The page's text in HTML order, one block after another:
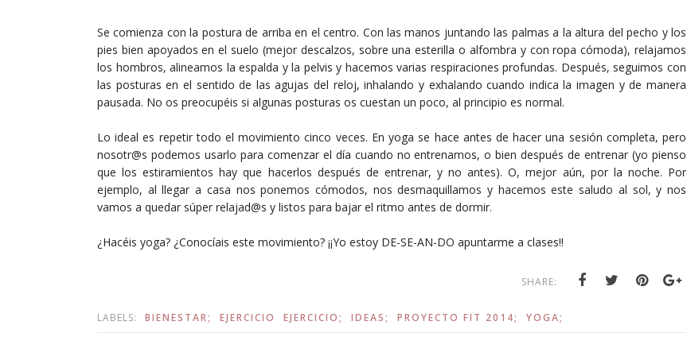
Se comienza con la postura de arriba en el centro. Con las manos juntando las palmas a la altura del pecho y los
pies bien apoyados en el suelo (mejor descalzos, sobre una esterilla o alfombra y con ropa cómoda), relajamos
los hombros, alineamos la espalda y la pelvis y hacemos varias respiraciones profundas. Después, seguimos con
las posturas en el sentido de las agujas del reloj, inhalando y exhalando cuando indica la imagen y de manera
pausada. No os preocupéis si algunas posturas os cuestan un poco, al principio es normal.
Lo ideal es repetir todo el movimiento cinco veces. En yoga se hace antes de hacer una sesión completa, pero
nosotr@s podemos usarlo para comenzar el día cuando no entrenamos, o bien después de entrenar (yo pienso
que los estiramientos hay que hacerlos después de entrenar, y no antes). O, mejor aún, por la noche. Por
ejemplo, al llegar a casa nos ponemos cómodos, nos desmaquillamos y hacemos este saludo al sol, y nos
vamos a quedar súper relajad@s y listos para bajar el ritmo antes de dormir.
¿Hacéis yoga? ¿Conocíais este movimiento? ¡¡Yo estoy DE-SE-AN-DO apuntarme a clases!!
SHARE:
LABELS: BIENESTAR; EJERCICIO EJERCICIO; IDEAS; PROYECTO FIT 2014; YOGA;